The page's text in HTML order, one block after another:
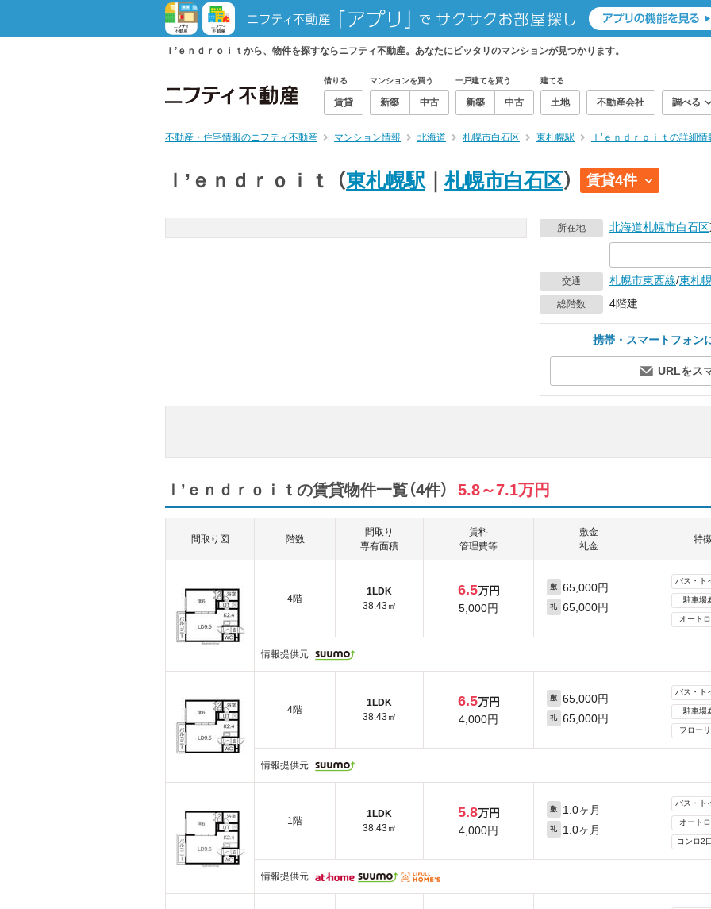
ｌ’ｅｎｄｒｏｉｔから、物件を探すならニフティ不動産。あなたにピッタリのマンションが見つかります。
借りる
賃貸
マンションを買う
新築 中古
一戸建てを買う
新築 中古
建てる
土地 不動産会社 調べる
不動産・住宅情報のニフティ不動産 マンション情報 北海道 札幌市白石区 東札幌駅 ｌ’ｅｎｄｒｏｉｔの詳細情
ｌ’ｅｎｄｒｏｉｔ （東札幌駅 札幌市白石区） 賃貸4件
所在地 北海道札幌市白石区
交通 札幌市東西線/東札
総階数 4階建
携帯・スマートフォン
URLをス
ｌ’ｅｎｄｒｏｉｔの賃貸物件一覧（4件） 5.8～7.1万円
間取り図 階数
間取り
専有面積
賃料
管理費等
敷金
礼金
特
4階
1LDK
38.43㎡
6.5万円
5,000円
敷 65,000円
礼 65,000円
バス・ト
駐車場
オート
情報提供元
4階
1LDK
38.43㎡
6.5万円
4,000円
敷 65,000円
礼 65,000円
バス・ト
駐車場
フロー
情報提供元
1階
1LDK
38.43㎡
5.8万円
4,000円
敷 1.0ヶ月
礼 1.0ヶ月
バス・ト
オート
コンロ2
情報提供元